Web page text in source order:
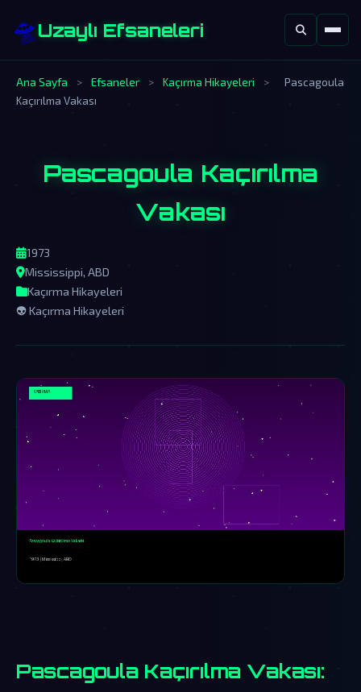
🛸Uzaylı Efsaneleri
Ana Sayfa > Efsaneler > Kaçırma Hikayeleri >
Pascagoula
Kaçırılma Vakası
Pascagoula Kaçırılma
Vakası
1973
Mississippi, ABD
Kaçırma Hikayeleri
👽 Kaçırma Hikayeleri
Pascagoula Kaçırılma Vakası: